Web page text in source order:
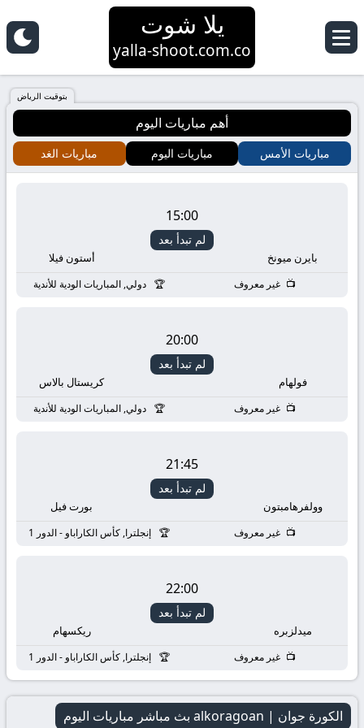
يلا شوت
yalla-shoot.com.co
بتوقيت الرياض
أهم مباريات اليوم
مباريات الأمس مباريات اليوم مباريات الغد
بايرن ميونخ
15:00
لم تبدأ بعد
أستون فيلا
غير معروف دولي, المباريات الودية للأندية
فولهام
20:00
لم تبدأ بعد
كريستال بالاس
غير معروف دولي, المباريات الودية للأندية
وولفرهامبتون
21:45
لم تبدأ بعد
بورت فيل
غير معروف إنجلترا, كأس الكاراباو - الدور 1
ميدلزبره
22:00
لم تبدأ بعد
ريكسهام
غير معروف إنجلترا, كأس الكاراباو - الدور 1
الكورة جوان | alkoragoan بث مباشر مباريات اليوم